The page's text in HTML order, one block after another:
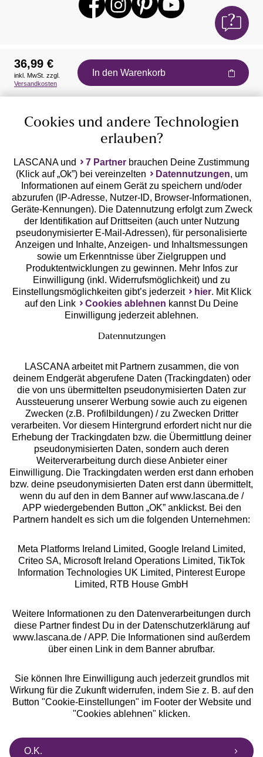
Auszeichnungen
Geprüfte Sicherheit
Unsere Apps
Services
Beratung
Über uns
Rechtliches
Alle Preise inkl. MwSt., zzgl.
Versandkosten
** Bonität vorausgesetzt, berechtigt zur Bonitätsprüfung
36,99 €
inkl. MwSt. zzgl.
Versandkosten
In den Warenkorb
Cookies und andere Technologien
erlauben?
LASCANA und 7 Partner brauchen Deine Zustimmung
(Klick auf „Ok”) bei vereinzelten
Datennutzungen, um
Informationen auf einem Gerät zu speichern und/oder
abzurufen (IP-Adresse, Nutzer-ID, Browser-Informationen,
Geräte-Kennungen). Die Datennutzung erfolgt zum Zweck
der Identifikation auf Drittseiten (auch unter Nutzung
pseudonymisierter E-Mail-Adressen), für personalisierte
Anzeigen und Inhalte, Anzeigen- und Inhaltsmessungen
sowie um Erkenntnisse über Zielgruppen und
Produktentwicklungen zu gewinnen. Mehr Infos zur
Einwilligung (inkl. Widerrufsmöglichkeit) und zu
Einstellungsmöglichkeiten gibt’s jederzeit
hier. Mit Klick
auf den Link
Cookies ablehnen kannst Du Deine
Einwilligung jederzeit ablehnen.
Datennutzungen
LASCANA arbeitet mit Partnern zusammen, die von
deinem Endgerät abgerufene Daten (Trackingdaten) oder
die von uns übermittelten pseudonymisierten Daten zur
Aussteuerung unserer Werbung sowie auch zu eigenen
Zwecken (z.B. Profilbildungen) / zu Zwecken Dritter
verarbeiten. Vor diesem Hintergrund erfordert nicht nur die
Erhebung der Trackingdaten bzw. die Übermittlung deiner
pseudonymisierten Daten, sondern auch deren
Weiterverarbeitung durch diese Anbieter einer
Einwilligung. Die Trackingdaten werden erst dann erhoben
bzw. deine pseudonymisierten Daten erst dann übermittelt,
wenn du auf den in dem Banner auf www.lascana.de /
APP wiedergebenden Button „OK” anklickst. Bei den
Partnern handelt es sich um die folgenden Unternehmen:
Meta Platforms Ireland Limited, Google Ireland Limited,
Criteo SA, Microsoft Ireland Operations Limited, TikTok
Information Technologies UK Limited, Pinterest Europe
Limited, RTB House GmbH
Weitere Informationen zu den Datenverarbeitungen durch
diese Partner findest Du in der Datenschutzerklärung auf
www.lascana.de / APP. Die Informationen sind außerdem
über einen Link in dem Banner abrufbar.
Sie können Ihre Einwilligung auch jederzeit grundlos mit
Wirkung für die Zukunft widerrufen, indem Sie z. B. auf den
Button "Cookie-Einstellungen" im Footer der Website und
"Cookies ablehnen" klicken.
O.K.